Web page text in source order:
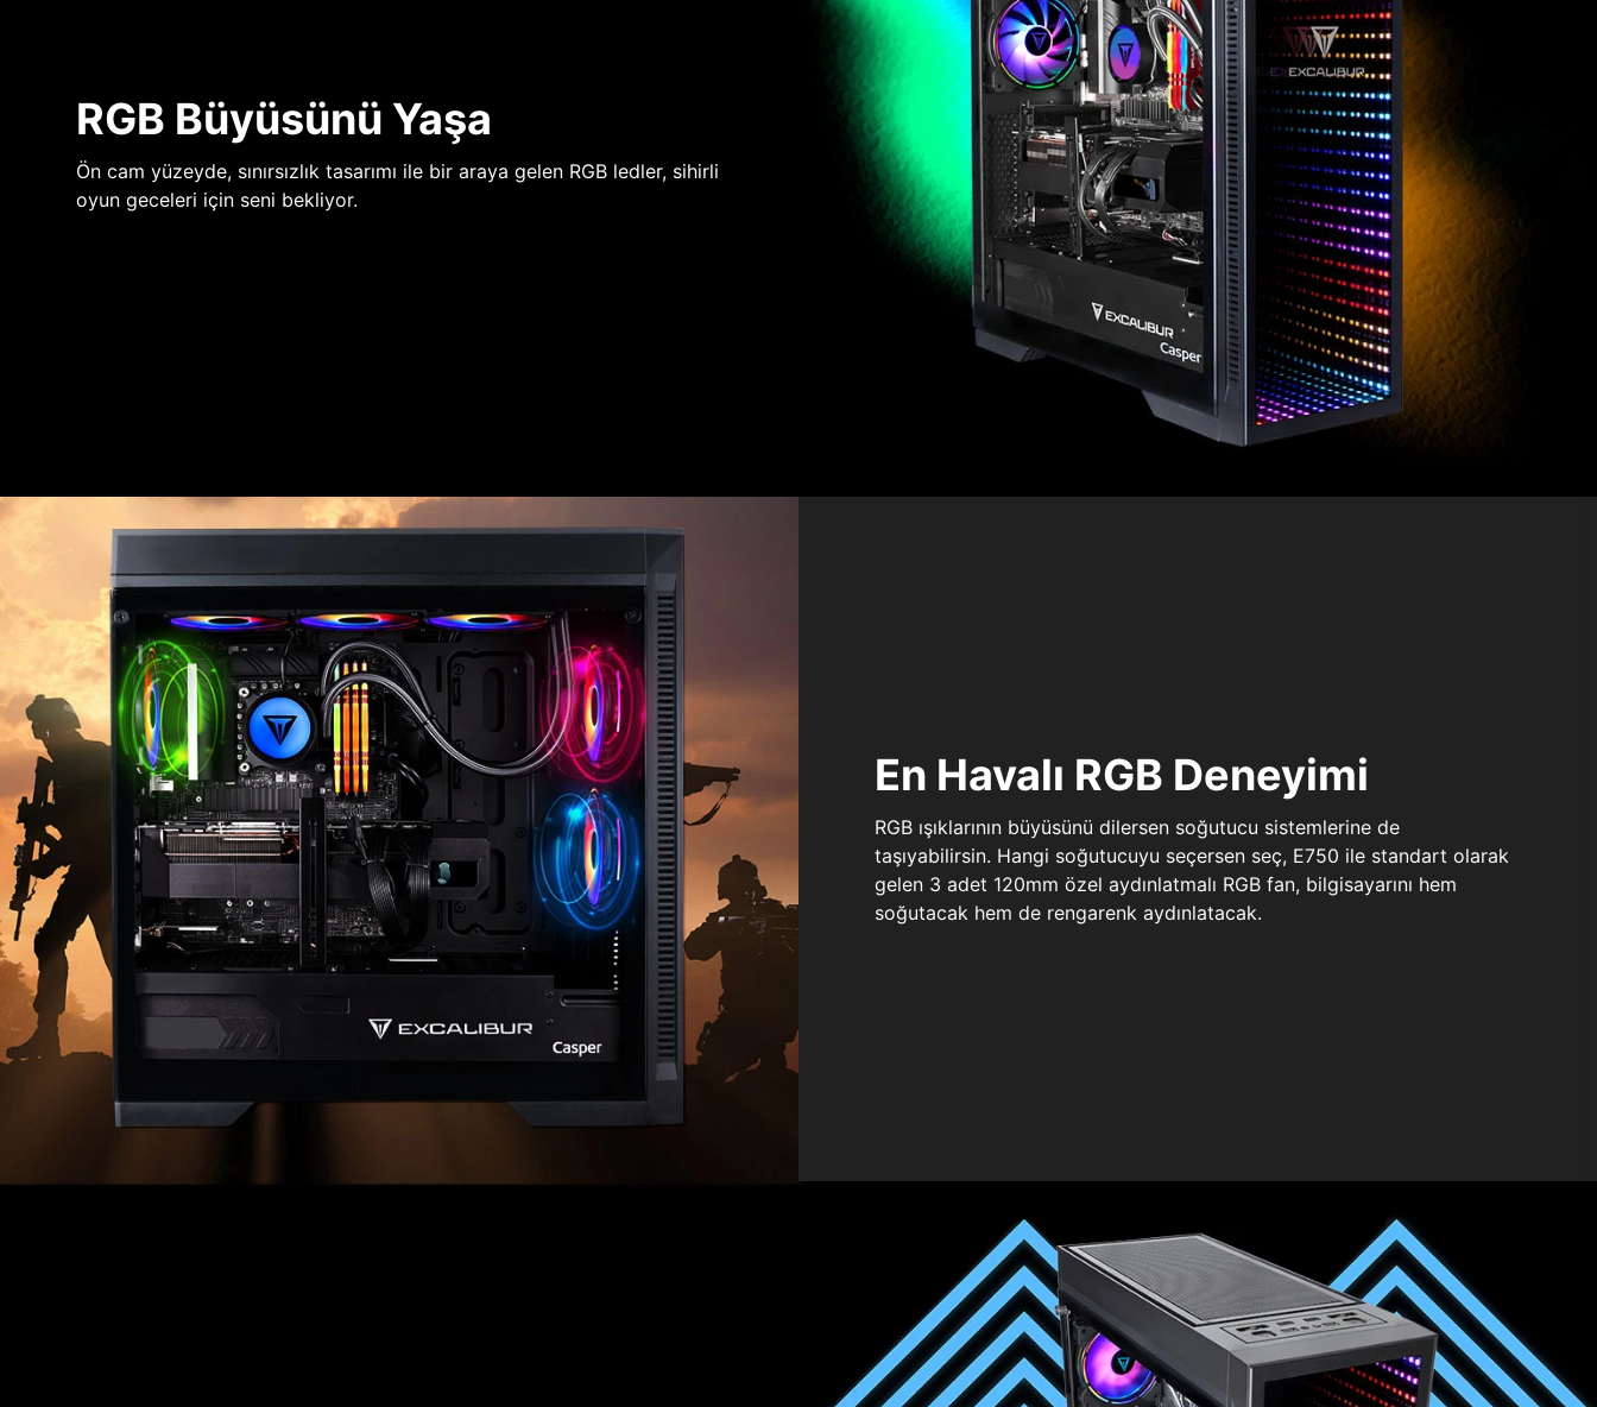
RGB Büyüsünü Yaşa
Ön cam yüzeyde, sınırsızlık tasarımı ile bir araya gelen RGB ledler, sihirli
oyun geceleri için seni bekliyor.
En Havalı RGB Deneyimi
RGB ışıklarının büyüsünü dilersen soğutucu sistemlerine de
taşıyabilirsin. Hangi soğutucuyu seçersen seç, E750 ile standart olarak
gelen 3 adet 120mm özel aydınlatmalı RGB fan, bilgisayarını hem
soğutacak hem de rengarenk aydınlatacak.